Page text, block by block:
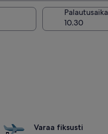
Palautusaika
Varaa fiksusti